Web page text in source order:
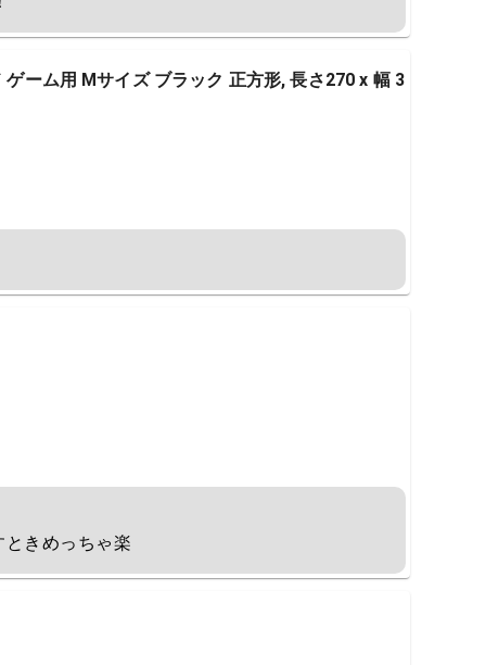
ーム用 Mサイズ ブラック 正方形, 長さ270 x 幅 3
きめっちゃ楽